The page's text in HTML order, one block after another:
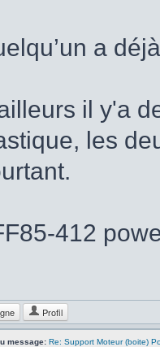
a
il y'a
les
412
Profil
message: Re: Support Moteur (boite)